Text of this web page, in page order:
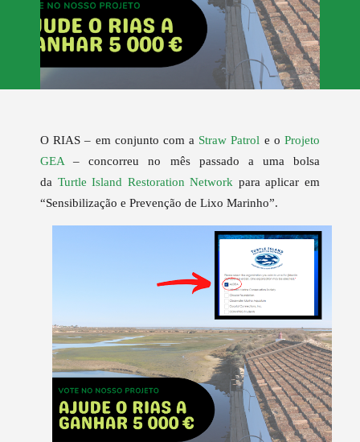
O RIAS – em conjunto com a Straw Patrol e oProjeto
GEA– concorreu no mês passado a uma bolsa
da Turtle Island Restoration Network para aplicar em
“Sensibilização e Prevenção de Lixo Marinho”.